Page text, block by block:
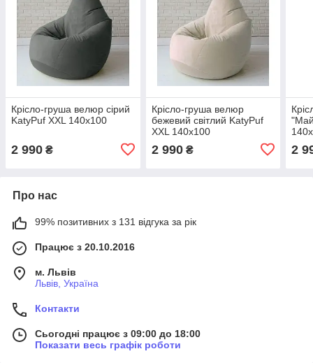
Крісло-груша велюр сірий
KatyPuf XXL 140x100
2 990 ₴
Крісло-груша велюр
бежевий світлий KatyPuf
XXL 140x100
2 990₴ 2
Про нас
99% позитивних з 131 відгука за рік
Працює з 20.10.2016
м. Львів
Львів, Україна
Контакти
Сьогодні працює з 09:00 до 18:00
Показати весь графік роботи